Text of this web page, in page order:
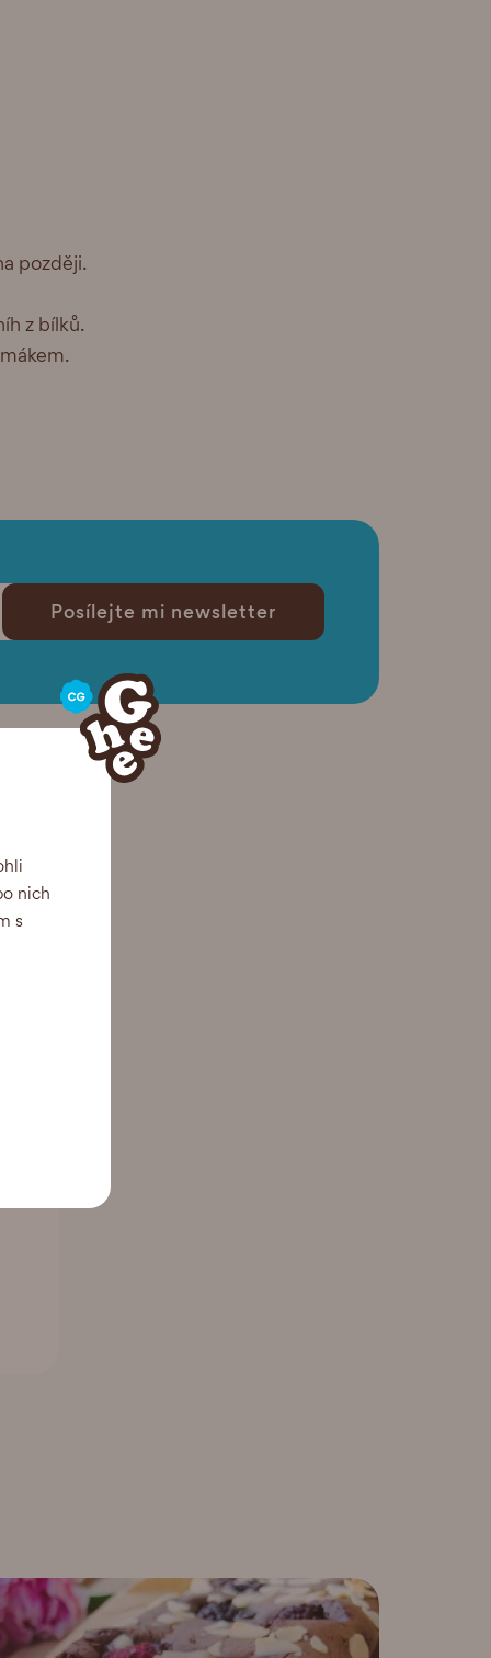
později.
z bílků.
Posílejte mi newsletter
nich
s